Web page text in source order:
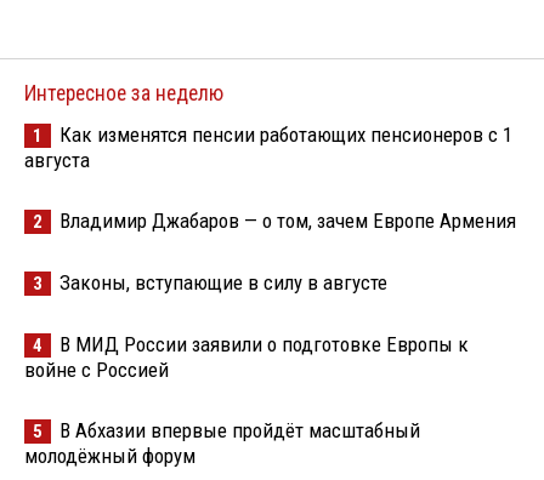
Интересное за неделю
1
Как изменятся пенсии работающих пенсионеров с 1
августа
2 Владимир Джабаров — о том, зачем Европе Армения
3 Законы, вступающие в силу в августе
4
В МИД России заявили о подготовке Европы к
войне с Россией
5
В Абхазии впервые пройдёт масштабный
молодёжный форум